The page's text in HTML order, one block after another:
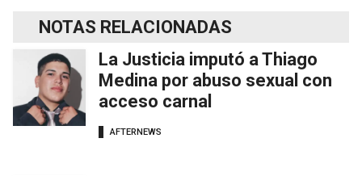
NOTAS RELACIONADAS
La Justicia imputó a Thiago
Medina por abuso sexual con
acceso carnal
AFTERNEWS